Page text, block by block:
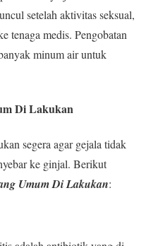
setelah aktivitas seksual,
tenaga medis. Pengobatan
minum air untuk
Di Lakukan
segera agar gejala tidak
ke ginjal. Berikut
Umum Di Lakukan: